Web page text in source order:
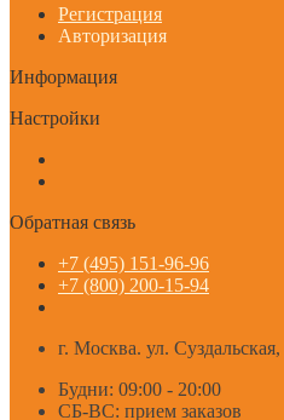
Регистрация
Авторизация
Информация
Настройки
Обратная связь
+7 (495) 151-96-96
+7 (800) 200-15-94
г. Москва. ул.
Будни: 09:00 - 20:00
СБ-ВС: прием заказов